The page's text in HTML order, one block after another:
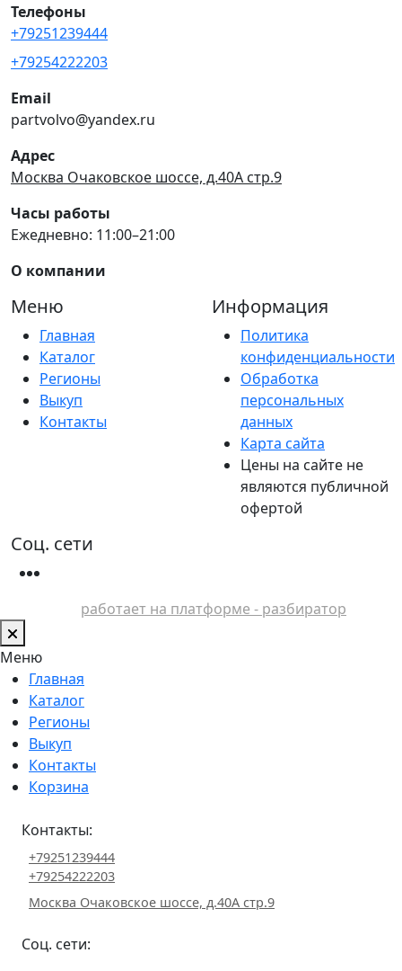
Телефоны
+79251239444
+79254222203
Email
partvolvo@yandex.ru
Адрес
Москва Очаковское шоссе, д.40А стр.9
Часы работы
Ежедневно: 11:00–21:00
О компании
Меню
Главная
Каталог
Регионы
Выкуп
Контакты
Информация
Политика
конфиденциальности
Обработка
персональных
данных
Карта сайта
Цены на сайте не
являются публичной
офертой
Соц. сети
работает на платформе - разбиратор
Меню
Главная
Каталог
Регионы
Выкуп
Контакты
Корзина
Контакты:
+79251239444
+79254222203
Москва Очаковское шоссе, д.40А стр.9
Соц. сети: